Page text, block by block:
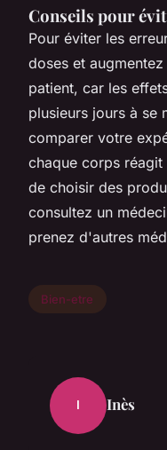
Conseils pour
Pour éviter les
doses et
patient, car les
plusieurs jours à se
comparer votre
chaque corps
de choisir des
consultez un
prenez d'autres
Bien-etre
I Inès